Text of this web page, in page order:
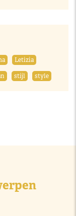
Letizia
stijl style